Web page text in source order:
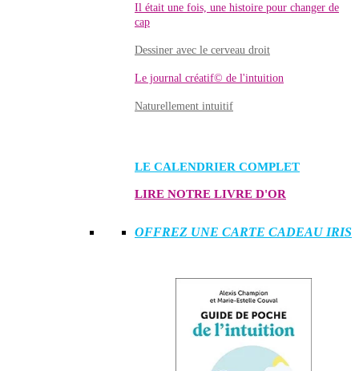
Il était une fois, une histoire pour changer de
cap
Dessiner avec le cerveau droit
Le journal créatif© de l'intuition
Naturellement intuitif
LE CALENDRIER COMPLET
LIRE NOTRE LIVRE D'OR
OFFREZ UNE CARTE CADEAU IRIS